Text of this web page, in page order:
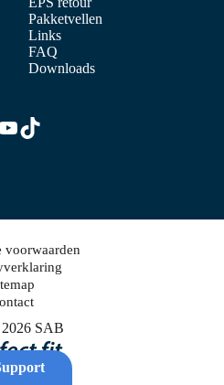
Pakketvellen
Links
FAQ
Downloads
YouTube
TikTok
SAB
voorwaarden